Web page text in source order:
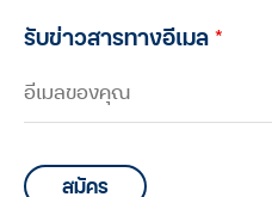
รับข่าวสารทางอีเมล*